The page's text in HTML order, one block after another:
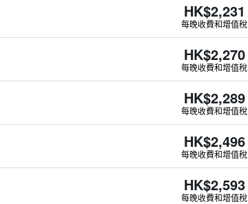
HK$2,231
每晚收費和增值稅
HK$2,270
每晚收費和增值稅
HK$2,289
每晚收費和增值稅
HK$2,496
每晚收費和增值稅
HK$2,593
每晚收費和增值稅